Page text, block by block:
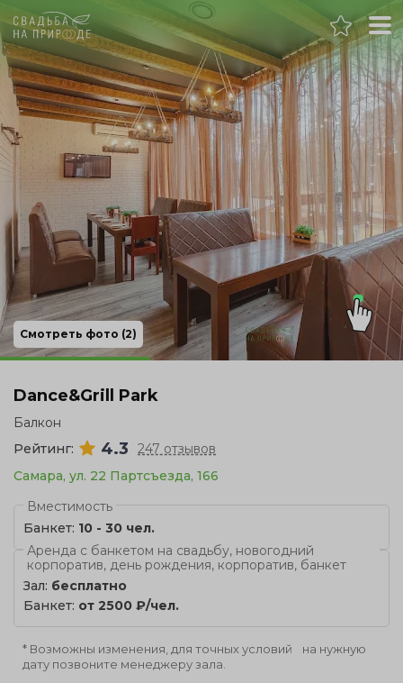
Самара
Банкет
Свадьба
День рождения
Выпускной
Корпоратив
Смотреть фото (2)
Dance&Grill Park
Балкон
Рейтинг:
4.3
247 отзывов
Самара, ул. 22 Партсъезда, 166
Вместимость
Банкет: 10 - 30 чел.
Аренда с банкетом на свадьбу, новогодний
корпоратив, день рождения, корпоратив, банкет
Зал: бесплатно
Банкет: от 2500 ₽/чел.
* Возможны изменения, для точных условий на нужную
дату позвоните менеджеру зала.